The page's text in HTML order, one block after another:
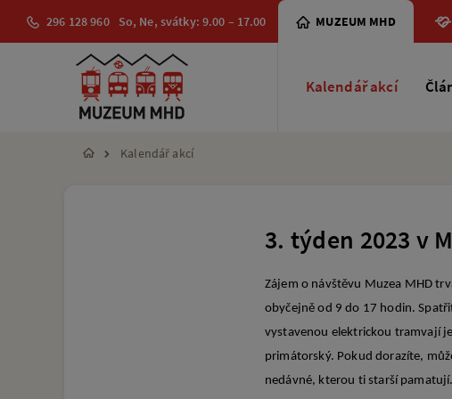
296 128 960 So, Ne, svátky: 9.00 – 17.00 MUZEUM MHD
Kalendář akcí
Kalendář akcí
3. týden 2023 v
Zájem o návštěvu Muzea MHD
obyčejně od 9 do 17 hodin.
vystavenou elektrickou tramvají
primátorský. Pokud dorazíte,
nedávné, kterou ti starší pamatují.